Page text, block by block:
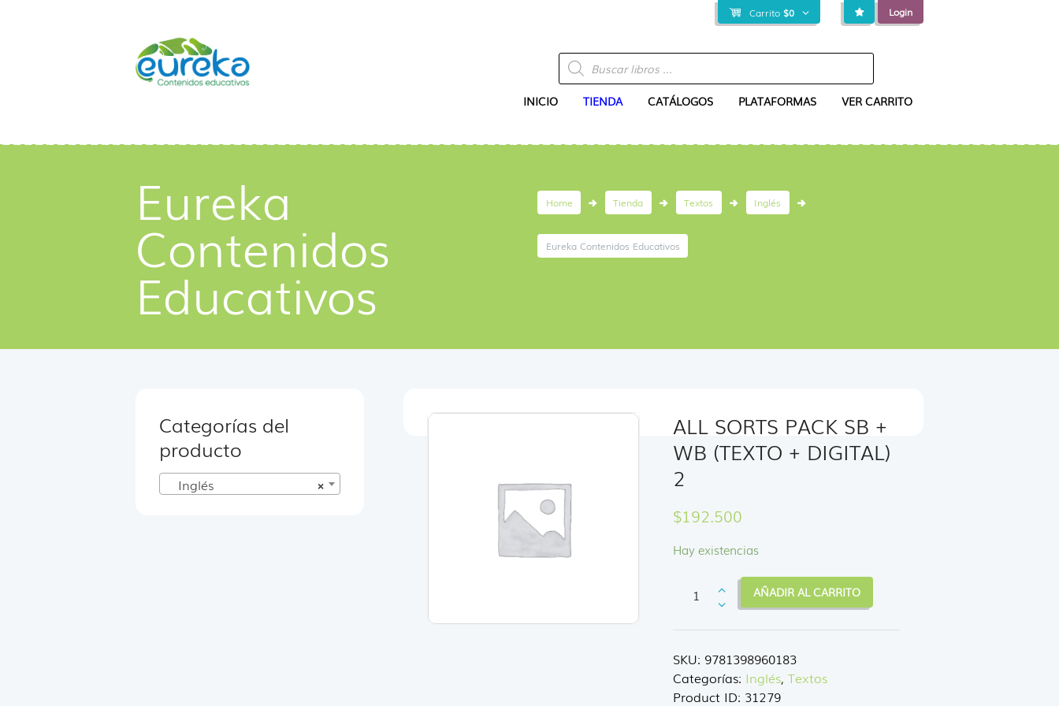
Carrito $0 Login
Búsqueda
de
productos
INICIO TIENDA CATÁLOGOS PLATAFORMAS VER CARRITO
Home Tienda Textos Inglés
Eureka Contenidos Educativos
Eureka
Contenidos
Educativos
ALL SORTS PACK SB +
WB (TEXTO + DIGITAL)
2
$192.500
Hay existencias
PACK
+
WB
(TEXTO
AÑADIR AL CARRITO
SKU: 9781398960183
Categorías: Inglés, Textos
Product ID: 31279
Categorías del
producto
×
Inglés